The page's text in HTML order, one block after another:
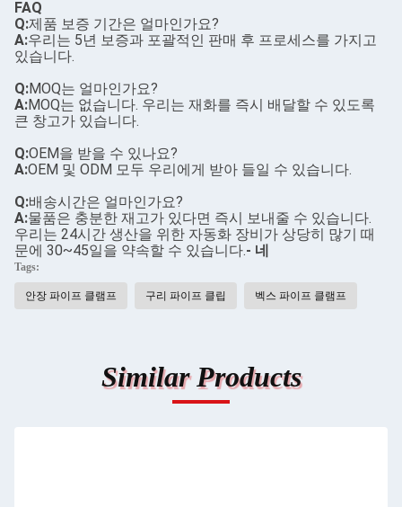
FAQ
Q:제품 보증 기간은 얼마인가요?
A:우리는 5년 보증과 포괄적인 판매 후 프로세스를 가지고
있습니다.
Q:MOQ는 얼마인가요?
A:MOQ는 없습니다. 우리는 재화를 즉시 배달할 수 있도록
큰 창고가 있습니다.
Q:OEM을 받을 수 있나요?
A:OEM 및 ODM 모두 우리에게 받아 들일 수 있습니다.
Q:배송시간은 얼마인가요?
A:물품은 충분한 재고가 있다면 즉시 보내줄 수 있습니다.
우리는 24시간 생산을 위한 자동화 장비가 상당히 많기 때
문에 30~45일을 약속할 수 있습니다.- 네
Tags:
안장 파이프 클램프 구리 파이프 클립 벡스 파이프 클램프
Similar Products